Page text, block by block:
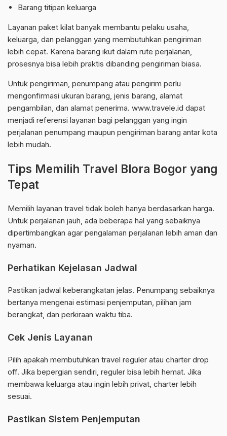
Barang titipan keluarga
Layanan paket kilat banyak membantu pelaku usaha,
keluarga, dan pelanggan yang membutuhkan pengiriman
lebih cepat. Karena barang ikut dalam rute perjalanan,
prosesnya bisa lebih praktis dibanding pengiriman biasa.
Untuk pengiriman, penumpang atau pengirim perlu
mengonfirmasi ukuran barang, jenis barang, alamat
pengambilan, dan alamat penerima. www.travele.id dapat
menjadi referensi layanan bagi pelanggan yang ingin
perjalanan penumpang maupun pengiriman barang antar kota
lebih mudah.
Tips Memilih Travel Blora Bogor yang
Tepat
Memilih layanan travel tidak boleh hanya berdasarkan harga.
Untuk perjalanan jauh, ada beberapa hal yang sebaiknya
dipertimbangkan agar pengalaman perjalanan lebih aman dan
nyaman.
Perhatikan Kejelasan Jadwal
Pastikan jadwal keberangkatan jelas. Penumpang sebaiknya
bertanya mengenai estimasi penjemputan, pilihan jam
berangkat, dan perkiraan waktu tiba.
Cek Jenis Layanan
Pilih apakah membutuhkan travel reguler atau charter drop
off. Jika bepergian sendiri, reguler bisa lebih hemat. Jika
membawa keluarga atau ingin lebih privat, charter lebih
sesuai.
Pastikan Sistem Penjemputan